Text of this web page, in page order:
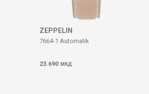
ZEPPELIN
7664-1 Automatik
23.690 МКД